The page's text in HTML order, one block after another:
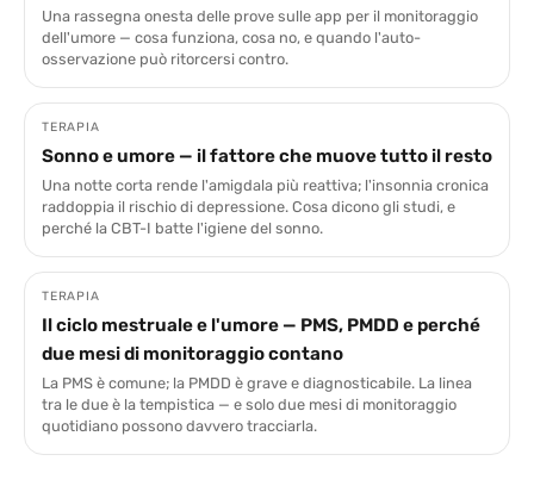
Una rassegna onesta delle prove sulle app per il monitoraggio
dell'umore — cosa funziona, cosa no, e quando l'auto-
osservazione può ritorcersi contro.
TERAPIA
Sonno e umore — il fattore che muove tutto il resto
Una notte corta rende l'amigdala più reattiva; l'insonnia cronica
raddoppia il rischio di depressione. Cosa dicono gli studi, e
perché la CBT-I batte l'igiene del sonno.
TERAPIA
Il ciclo mestruale e l'umore — PMS, PMDD e perché
due mesi di monitoraggio contano
La PMS è comune; la PMDD è grave e diagnosticabile. La linea
tra le due è la tempistica — e solo due mesi di monitoraggio
quotidiano possono davvero tracciarla.